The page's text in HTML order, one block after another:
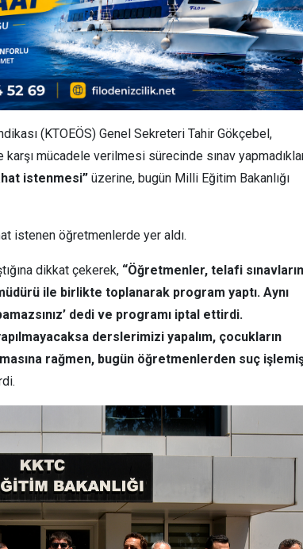
(KTOEÖS) Genel Sekreteri Tahir Gökçebel,
mücadele verilmesi sürecinde sınav
istenmesi” üzerine, bugün Milli Eğitim Bakanlığı
istenen öğretmenlerde yer aldı.
dikkat çekerek, “Öğretmenler, telafi
ile birlikte toplanarak program yaptı. Aynı
dedi ve programı iptal ettirdi.
derslerimizi yapalım, çocukların
rağmen, bugün öğretmenlerden suç
Biri 7 yıldır, diğerleri aylardır kaçak...